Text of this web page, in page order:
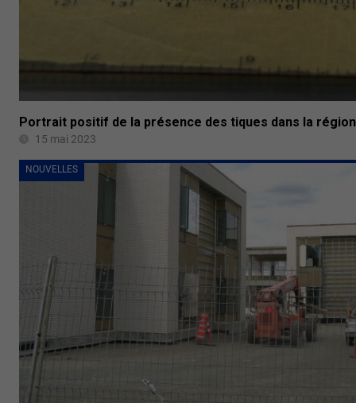
Portrait positif de la présence des tiques dans la région
15 mai 2023
NOUVELLES